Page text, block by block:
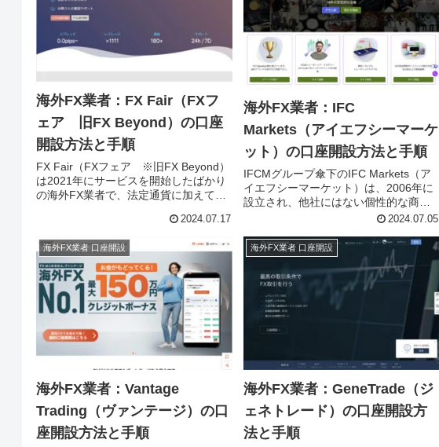
海外FX業者：FX Fair（FXフ
ェア 旧FX Beyond）の口座
開設方法と手順
FX Fair（FXフェア ※旧FX Beyond）
は2021年にサービスを開始したばかり
の海外FX業者で、法定通貨に加えて多
1,111倍レバレッジと10種類の機能を搭
載したツールが無料で利用できます。
FX Fairの口座開設手順を画像で紹介し
ます。
2024.07.17
海外FX業者：IFC
Markets（アイエフシーマーケ
ット）の口座開設方法と手順
IFCMグループ傘下のIFC Markets（ア
イエフシーマーケット）は、2006年に
設立され、他社にはない個性的な商
品・サービスを提供する老舗の海外FX
分で完了します。IFC Marketsの口座開
設手順を画像で紹介します。
2024.07.05
海外FX業者 口座開設
海外FX業者：Vantage
Trading（ヴァンテージ）の口
座開設方法と手順
海外FX業者 口座開設
海外FX業者：GeneTrade（ジ
ェネトレード）の口座開設方
法と手順